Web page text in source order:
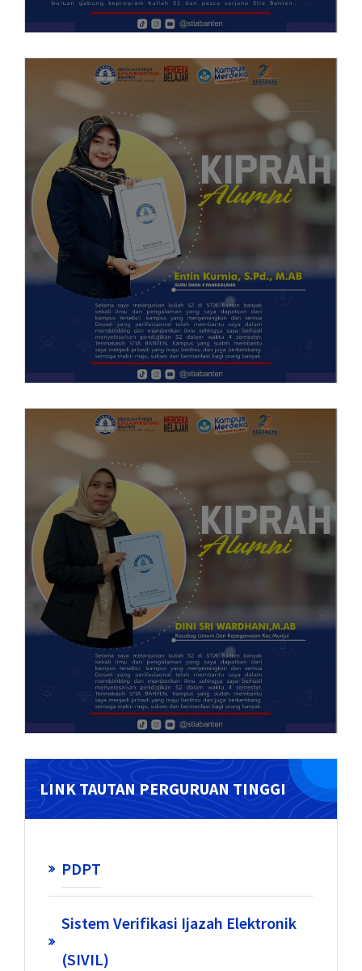
LINK TAUTAN PERGURUAN TINGGI
PDPT
Sistem Verifikasi Ijazah Elektronik
(SIVIL)